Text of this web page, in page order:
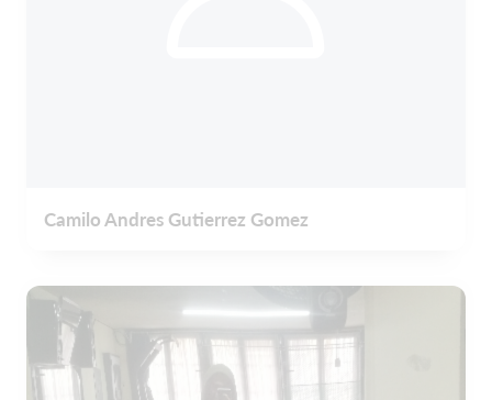
Camilo Andres Gutierrez Gomez